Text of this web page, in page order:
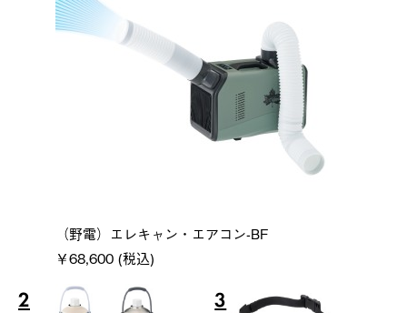
（野電）エレキャン・エアコン-BF
￥68,600 (税込)
2 3